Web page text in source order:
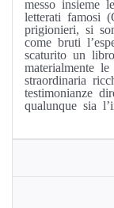
messo insieme
letterati famosi
prigionieri, si
come bruti
scaturito un
materialmente
straordinaria
testimonianze
qualunque sia